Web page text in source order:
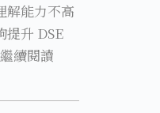
解能力不高
提升 DSE
續閱讀